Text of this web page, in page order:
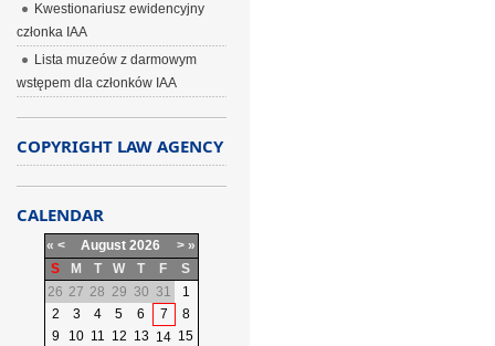
Kwestionariusz ewidencyjny
członka IAA
Lista muzeów z darmowym
wstępem dla członków IAA
COPYRIGHT LAW AGENCY
CALENDAR
« < August 2026 > »
S
M T W T F
S
26 27 28 29 30 31
1
2
3 4 5 6 7
8
9
10 11 12 13 14 15